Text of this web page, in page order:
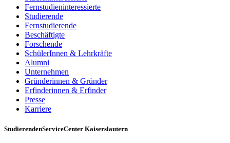
Fernstudieninteressierte
Studierende
Fernstudierende
Beschäftigte
Forschende
SchülerInnen & Lehrkräfte
Alumni
Unternehmen
Gründerinnen & Gründer
Erfinderinnen & Erfinder
Presse
Karriere
StudierendenServiceCenter Kaiserslautern